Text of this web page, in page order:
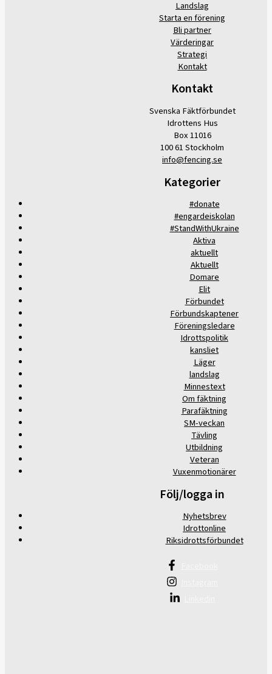
Landslag
Starta en förening
Bli partner
Värderingar
Strategi
Kontakt
Kontakt
Svenska Fäktförbundet
Idrottens Hus
Box 11016
100 61 Stockholm
info@fencing.se
Kategorier
#donate
#engardeiskolan
#StandWithUkraine
Aktiva
aktuellt
Aktuellt
Domare
Elit
Förbundet
Förbundskaptener
Föreningsledare
Idrottspolitik
kansliet
Läger
landslag
Minnestext
Om fäktning
Parafäktning
SM-veckan
Tävling
Utbildning
Veteran
Vuxenmotionärer
Följ/logga in
Nyhetsbrev
Idrottonline
Riksidrottsförbundet